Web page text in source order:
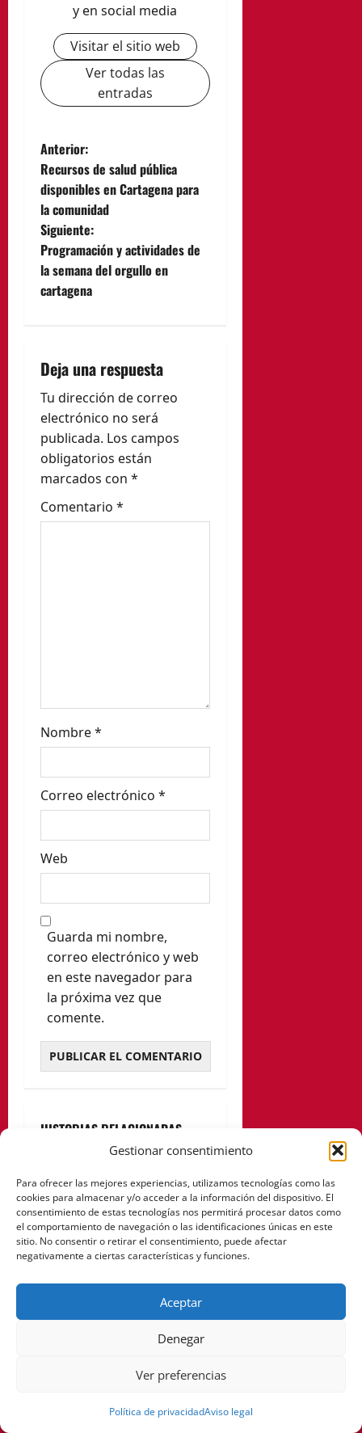
Gestionar consentimiento
Para ofrecer las mejores experiencias, utilizamos tecnologías como las
cookies para almacenar y/o acceder a la información del dispositivo. El
consentimiento de estas tecnologías nos permitirá procesar datos como
el comportamiento de navegación o las identificaciones únicas en este
sitio. No consentir o retirar el consentimiento, puede afectar
negativamente a ciertas características y funciones.
Aceptar
Denegar
Ver preferencias
Política de privacidadAviso legal
y en social media
Visitar el sitio web
Ver todas las
entradas
N
a
v
e
g
c
i
ó
n
d
e
d
s
Anterior:
Recursos de salud pública
disponibles en Cartagena para
la comunidad
Siguiente:
Programación y actividades de
la semana del orgullo en
cartagena
Deja una respuesta
Tu dirección de correo
electrónico no será
publicada. Los campos
obligatorios están
marcados con *
Comentario *
Nombre*
Correo electrónico *
Web
Guarda mi nombre,
correo electrónico y web
en este navegador para
la próxima vez que
comente.
HISTORIAS RELACIONADAS
Servicios municipales
notarías en Cartagena para
Pablo Arranz
febrero 10,